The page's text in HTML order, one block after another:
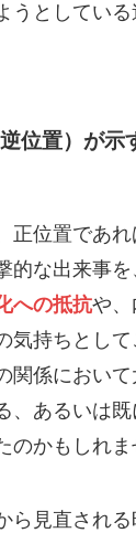
うとしてい
位置）が示
正位置であ
的な出来事
への抵抗や、
気持ちとし
関係におい
、あるいは
のかもしれま
ら見直され